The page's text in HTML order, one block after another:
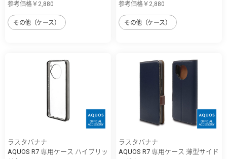
参考価格￥2,880
その他（ケース）
参考価格￥2,880
その他（ケース）
ラスタバナナ
AQUOS R7 専用ケース ハイブリッ
ラスタバナナ
AQUOS R7 専用ケース 薄型サイド